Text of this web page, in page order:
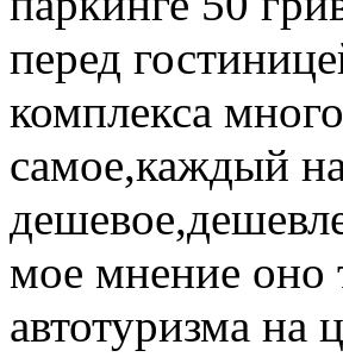
перед
комплекса
самое,каждый
мое мнение оно
автотуризма на